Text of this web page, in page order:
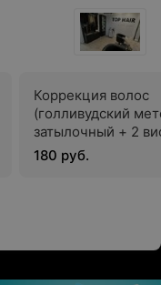
Коррекция волос
(голливудский
затылочный + 2
180 руб.